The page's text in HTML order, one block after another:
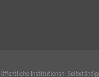
Institutionen,